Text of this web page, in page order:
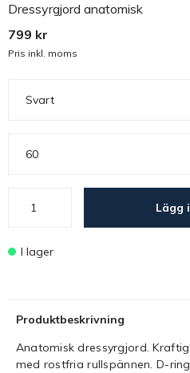
Dressyrgjord anatomisk
799 kr
Pris inkl. moms
Svart
60
Lägg
I lager
Produktbeskrivning
Anatomisk dressyrgjord.
med rostfria rullspännen. D-